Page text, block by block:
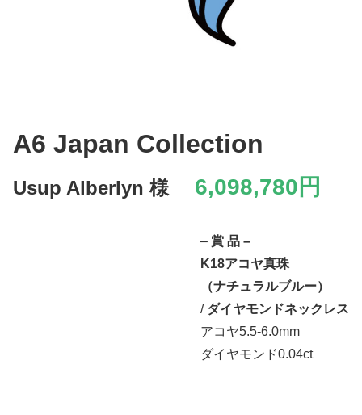
A6 Japan Collection
Usup Alberlyn 様 6,098,780円
– 賞 品 –
K18アコヤ真珠
（ナチュラルブルー）
/ ダイヤモンドネックレス
アコヤ5.5-6.0mm
ダイヤモンド0.04ct